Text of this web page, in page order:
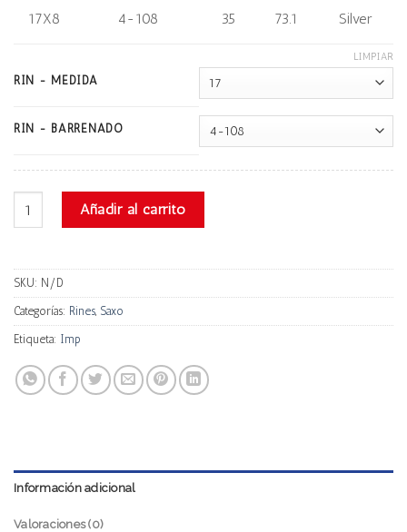
17X8 4-108 35 73.1 Silver
RIN - MEDIDA
RIN - BARRENADO
LIMPIAR
Saxo 5123 cantidadAñadir al carrito
SKU: N/D
Categorías: Rines, Saxo
Etiqueta: Imp
Información adicional
Valoraciones (0)